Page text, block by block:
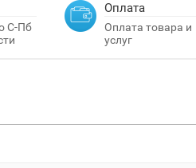
С-Пб
Оплата
Оплата товара и
услуг